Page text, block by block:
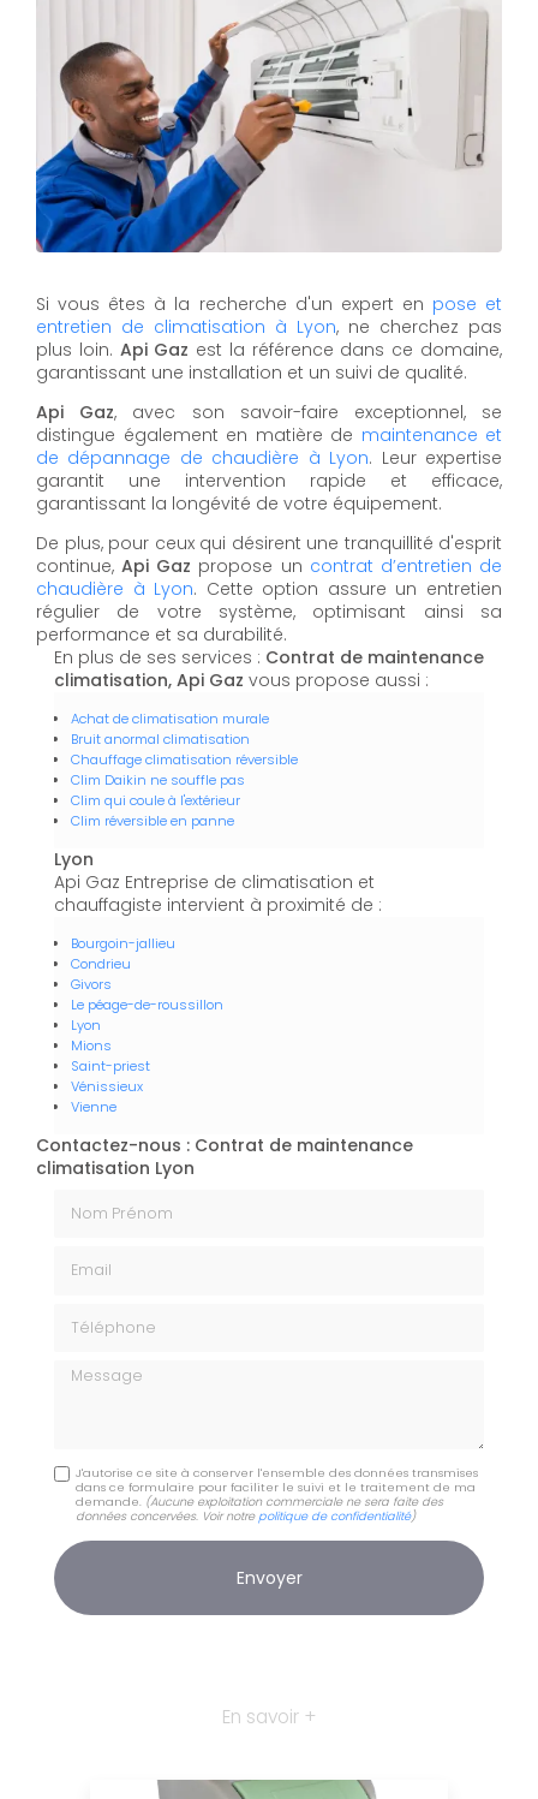
Si vous êtes à la recherche d'un expert en pose et
entretien de climatisation à Lyon, ne cherchez pas
plus loin. Api Gaz est la référence dans ce domaine,
garantissant une installation et un suivi de qualité.
Api Gaz, avec son savoir-faire exceptionnel, se
distingue également en matière de maintenance et
de dépannage de chaudière à Lyon. Leur expertise
garantit une intervention rapide et efficace,
garantissant la longévité de votre équipement.
De plus, pour ceux qui désirent une tranquillité d'esprit
continue,Api Gaz propose un contrat d’entretien de
chaudière à Lyon. Cette option assure un entretien
régulier de votre système, optimisant ainsi sa
performance et sa durabilité.
En plus de ses services : Contrat de maintenance
climatisation, Api Gaz vous propose aussi :
Achat de climatisation murale
Bruit anormal climatisation
Chauffage climatisation réversible
Clim Daikin ne souffle pas
Clim qui coule à l'extérieur
Clim réversible en panne
Lyon
Api Gaz Entreprise de climatisation et
chauffagiste intervient à proximité de :
Bourgoin-jallieu
Condrieu
Givors
Le péage-de-roussillon
Lyon
Mions
Saint-priest
Vénissieux
Vienne
Contactez-nous : Contrat de maintenance
climatisation Lyon
Message
J'autorise ce site à conserver l'ensemble des données transmises
dans ce formulaire pour faciliter le suivi et le traitement de ma
demande. (Aucune exploitation commerciale ne sera faite des
données concervées. Voir notrepolitique de confidentialité)
En savoir +